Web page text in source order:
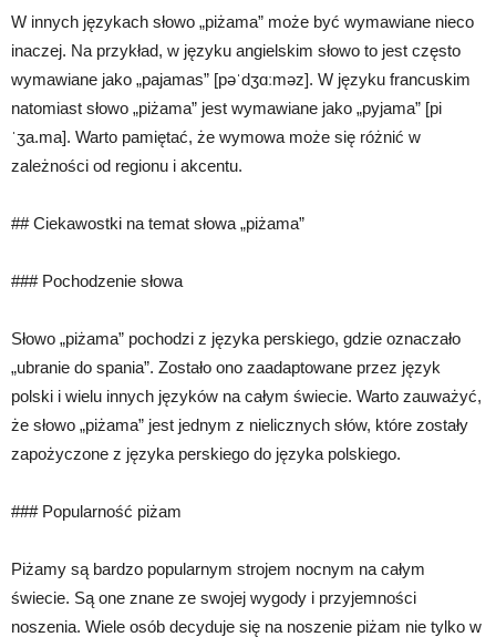
W innych językach słowo „piżama” może być wymawiane nieco
inaczej. Na przykład, w języku angielskim słowo to jest często
wymawiane jako „pajamas” [pəˈdʒɑːməz]. W języku francuskim
natomiast słowo „piżama” jest wymawiane jako „pyjama” [pi
ˈʒa.ma]. Warto pamiętać, że wymowa może się różnić w
zależności od regionu i akcentu.
## Ciekawostki na temat słowa „piżama”
### Pochodzenie słowa
Słowo „piżama” pochodzi z języka perskiego, gdzie oznaczało
„ubranie do spania”. Zostało ono zaadaptowane przez język
polski i wielu innych języków na całym świecie. Warto zauważyć,
że słowo „piżama” jest jednym z nielicznych słów, które zostały
zapożyczone z języka perskiego do języka polskiego.
### Popularność piżam
Piżamy są bardzo popularnym strojem nocnym na całym
świecie. Są one znane ze swojej wygody i przyjemności
noszenia. Wiele osób decyduje się na noszenie piżam nie tylko w